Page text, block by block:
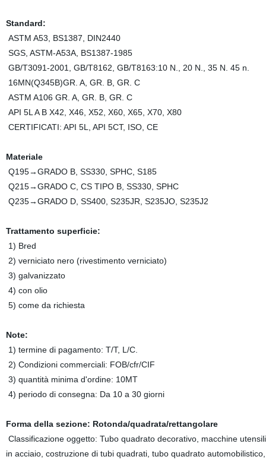
Standard:
ASTM A53, BS1387, DIN2440
SGS, ASTM-A53A, BS1387-1985
GB/T3091-2001, GB/T8162, GB/T8163:10 N., 20 N., 35 N. 45 n.
16MN(Q345B)GR. A, GR. B, GR. C
ASTM A106 GR. A, GR. B, GR. C
API 5L A B X42, X46, X52, X60, X65, X70, X80
CERTIFICATI: API 5L, API 5CT, ISO, CE
Materiale
Q195→GRADO B, SS330, SPHC, S185
Q215→GRADO C, CS TIPO B, SS330, SPHC
Q235→GRADO D, SS400, S235JR, S235JO, S235J2
Trattamento superficie:
1) Bred
2) verniciato nero (rivestimento verniciato)
3) galvanizzato
4) con olio
5) come da richiesta
Note:
1) termine di pagamento: T/T, L/C.
2) Condizioni commerciali: FOB/cfr/CIF
3) quantità minima d'ordine: 10MT
4) periodo di consegna: Da 10 a 30 giorni
Forma della sezione: Rotonda/quadrata/rettangolare
Classificazione oggetto: Tubo quadrato decorativo, macchine
in acciaio, costruzione di tubi quadrati, tubo quadrato